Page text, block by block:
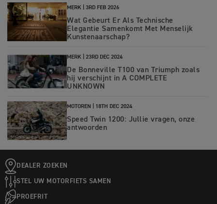
MERK | 3RD FEB 2026
Wat Gebeurt Er Als Technische
Elegantie Samenkomt Met Menselijk
Kunstenaarschap?
MERK | 23RD DEC 2024
De Bonneville T100 van Triumph zoals
hij verschijnt in A COMPLETE
UNKNOWN
MOTOREN | 18TH DEC 2024
Speed Twin 1200: Jullie vragen, onze
antwoorden
DEALER ZOEKEN
STEL UW MOTORFIETS SAMEN
PROEFRIT